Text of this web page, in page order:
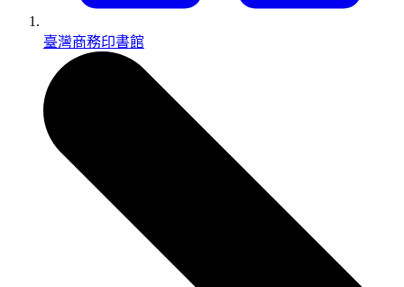
臺灣商務印書館